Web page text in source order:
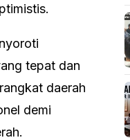
tepat dan
daerah
demi